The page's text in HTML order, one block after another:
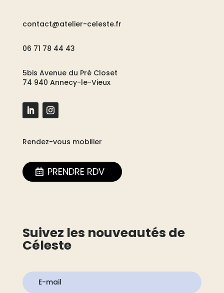
contact@atelier-celeste.fr
06 71 78 44 43
5bis Avenue du Pré Closet
74 940 Annecy-le-Vieux
Rendez-vous mobilier
PRENDRE RDV
Suivez les nouveautés de
Céleste